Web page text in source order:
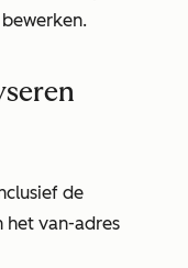
de
het van-adres